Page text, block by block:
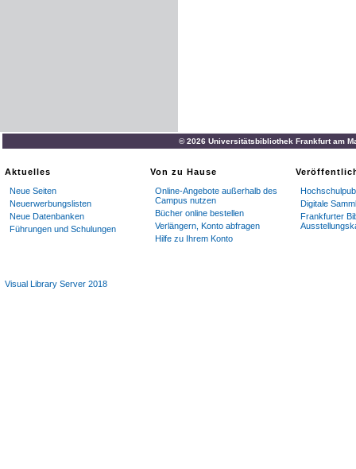
© 2026 Universitätsbibliothek Frankfurt am
Aktuelles
Neue Seiten
Neuerwerbungslisten
Neue Datenbanken
Führungen und Schulungen
Von zu Hause
Online-Angebote außerhalb des
Campus nutzen
Bücher online bestellen
Verlängern, Konto abfragen
Hilfe zu Ihrem Konto
Digitale
Frankfurter
Visual Library Server 2018